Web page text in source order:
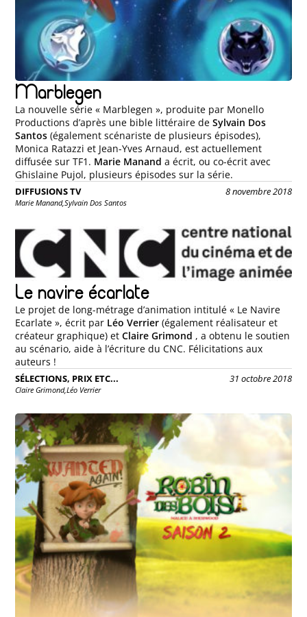
Marblegen
La nouvelle série « Marblegen », produite par Monello
Productions d’après une bible littéraire deSylvain Dos
Santos (également scénariste de plusieurs épisodes),
Monica Ratazzi et Jean-Yves Arnaud, est actuellement
diffusée sur TF1. Marie Manand a écrit, ou co-écrit avec
Ghislaine Pujol, plusieurs épisodes sur la série.
DIFFUSIONS TV 8 novembre 2018
Marie Manand, Sylvain Dos Santos
Le navire écarlate
Le projet de long-métrage d’animation intitulé « Le Navire
Ecarlate », écrit par Léo Verrier (également réalisateur et
créateur graphique) etClaire Grimond , a obtenu le soutien
au scénario, aide à l’écriture du CNC. Félicitations aux
auteurs !
SÉLECTIONS, PRIX ETC... 31 octobre 2018
Claire Grimond,Léo Verrier